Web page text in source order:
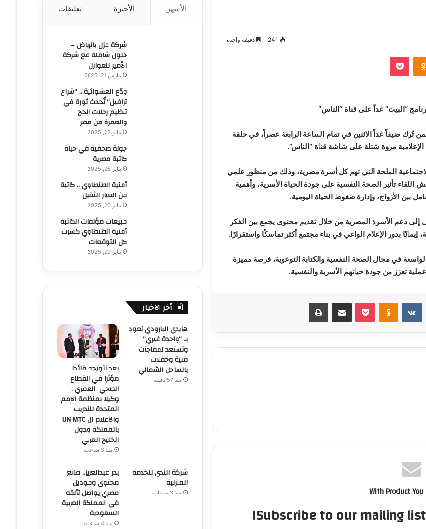
241 دقيقة واحدة
Odnoklassniki بوكيت
“البيت” غداً على قناة “الناس”
تُرك ضيفاً غداً الاثنين في تمام الساعة الرابعة عصراً، في حلقة
مروة شتلة على شاشة قناة “الناس”.
الملحة التي تهم كل أسرة مصرية، وذلك من منظور علمي
اللقاء تأثير الصحة النفسية على جودة الحياة الأسرية، وأهمية
بين الأزواج، وإدارة ضغوط الحياة اليومية.
إلى دعم الأسرة المصرية من خلال تقديم محتوى يجمع بين الفكر
بدور الإعلام الواعي في بناء مجتمع أكثر تماسكًا واستقرارًا.
في مجال الصحة النفسية والكتابة التوعوية، فرصة مميزة
تعزز من جودة حياتهم الأسرية والنفسية.
‏Reddit
‏VKontakte
Odnoklassniki بوكيت مشاركة عبر البريد طباعة
With Product You
Subscribe to our mailing
الأشهر الأخيرة تعليقات
شركة عزل بالرياض –
حلول شاملة مع شركة
الأمير للعوازل
مارس 21, 2025
ودّع العشوائية… “شراع
ترافيل” تُحدث ثورة في
تنظيم رحلات الحج
والعمرة من مصر
مايو 23, 2025
جولة صحفية في حياة
كاتبة مصرية
يناير 26, 2025
أمنية الطنطاوي .. كاتبة
من العيار الثقيل
يناير 20, 2025
مبيعات مؤلفات الكاتبة
أمنية الطنطاوي كسرت
كل التوقعات
يناير 29, 2025
أخر الاخبار
هايدي البارودي تعود
بـ “واحدة غيري”
وتستعد لمفاجآت
فنية وحفلات
بالساحل الشمالي
منذ 57 دقيقة
بعد تتويجه قائدا
مؤثرا في القطاع
الصحي العمري :
وكيلا بمنظمة الامم
المتحدة للتدريب
والاعلام ال UN MTC
بالمملكة ودول
الخليج العربي
منذ 3 ساعات
شركة الندي للخدمة
المنزلية
منذ 3 ساعات
بدر عبدالعزيز.. صانع
محتوى وموديل
مصري يواصل تألقه
في المملكة العربية
السعودية
منذ 4 ساعات